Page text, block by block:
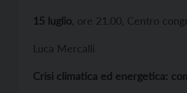
15 luglio , ore 21.00, Centro
Luca Mercalli
Crisi climatica ed energetica: